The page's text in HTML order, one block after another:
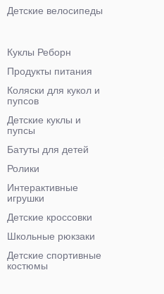
Детские велосипеды
Куклы Реборн
Продукты питания
Коляски для кукол и
пупсов
Детские куклы и
пупсы
Батуты для детей
Ролики
Интерактивные
игрушки
Детские кроссовки
Школьные рюкзаки
Детские спортивные
костюмы